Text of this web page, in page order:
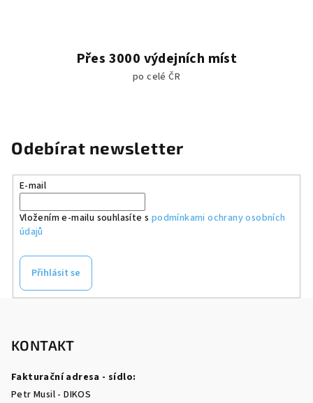
Přes 3000 výdejních míst
po celé ČR
Odebírat newsletter
E-mail
Vložením e-mailu souhlasíte s podmínkami ochrany osobních
údajů
Přihlásit se
KONTAKT
Fakturační adresa - sídlo:
Petr Musil - DIKOS